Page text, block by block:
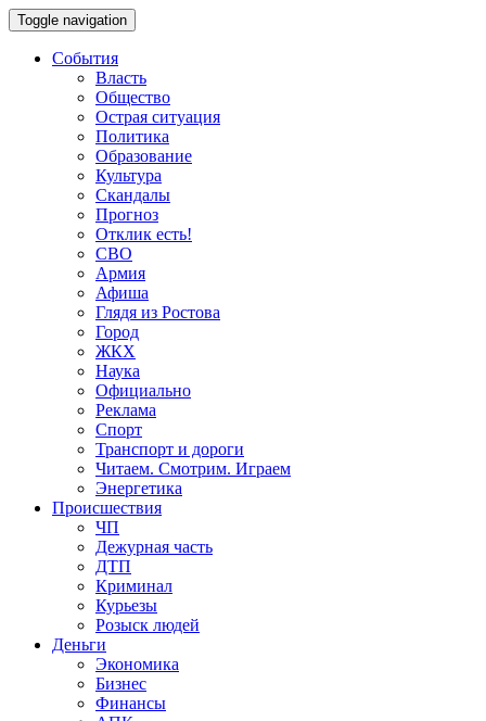
Toggle navigation
События
Власть
Общество
Острая ситуация
Политика
Образование
Культура
Скандалы
Прогноз
Отклик есть!
СВО
Армия
Афиша
Глядя из Ростова
Город
ЖКХ
Наука
Официально
Реклама
Спорт
Транспорт и дороги
Читаем. Смотрим. Играем
Энергетика
Происшествия
ЧП
Дежурная часть
ДТП
Криминал
Курьезы
Розыск людей
Деньги
Экономика
Бизнес
Финансы